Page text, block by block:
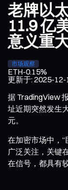
老牌以
11.9 亿
意义重
市场观察
ETH-0.15%
更新于:2025-12-
据 TradingView
址近期突然发生
元。
在加密市场中，
广泛关注，关键
在信号，都具有